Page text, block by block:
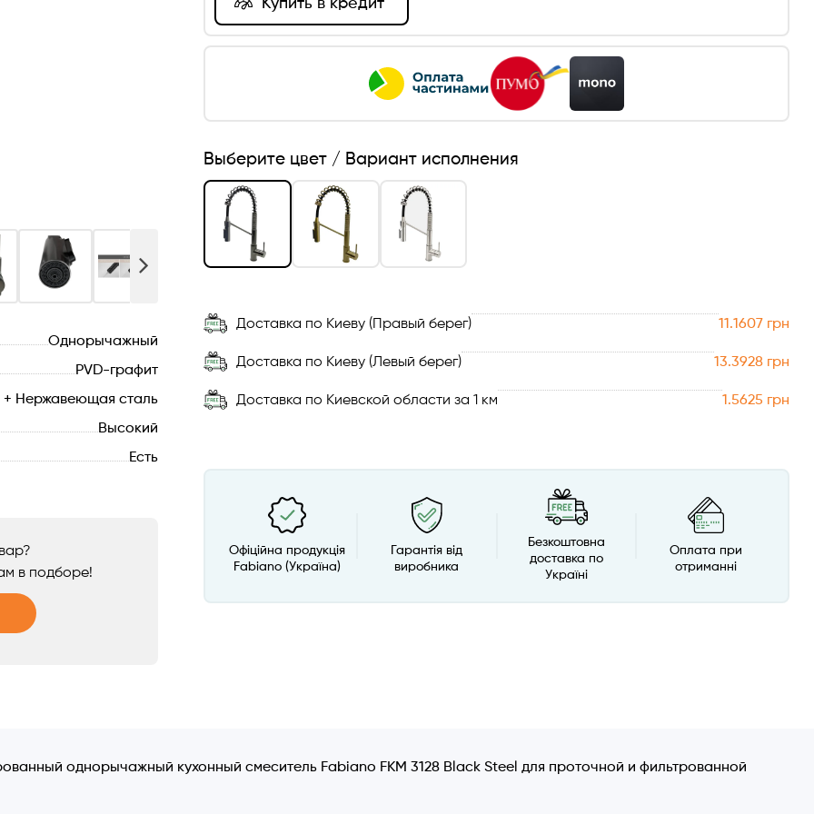
Однорычажный
PVD-графит
+ Нержавеющая сталь
Высокий
Есть
в подборе!
Купить в кредит
Выберите цвет / Вариант исполнения
Доставка по Киеву (Правый берег) 11.1607 грн
Доставка по Киеву (Левый берег) 13.3928 грн
Доставка по Киевской области за 1 км 1.5625 грн
Офіційна продукція
Fabiano (Україна)
Гарантія від
виробника
Безкоштовна
доставка по
Україні
Оплата при
отриманні
однорычажный кухонный смеситель Fabiano FKM 3128 Black Steel для проточной и фильтрованной